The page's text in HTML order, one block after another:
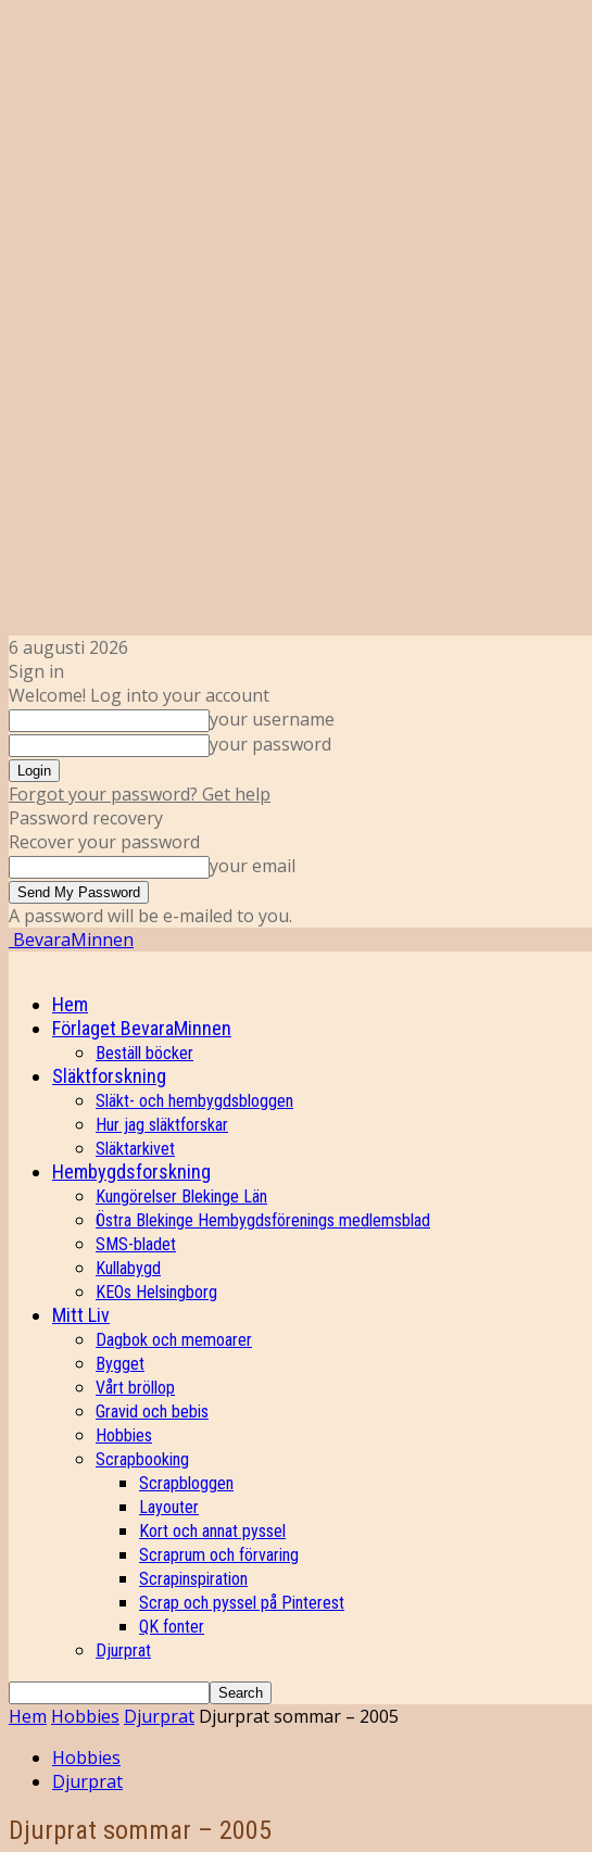
6 augusti 2026
Sign in
Welcome! Log into your account
your username
your password
Forgot your password? Get help
Password recovery
Recover your password
your email
A password will be e-mailed to you.
BevaraMinnen
Hem
Förlaget BevaraMinnen
Beställ böcker
Släktforskning
Släkt- och hembygdsbloggen
Hur jag släktforskar
Släktarkivet
Hembygdsforskning
Kungörelser Blekinge Län
Östra Blekinge Hembygdsförenings medlemsblad
SMS-bladet
Kullabygd
KEOs Helsingborg
Mitt Liv
Dagbok och memoarer
Bygget
Vårt bröllop
Gravid och bebis
Hobbies
Scrapbooking
Scrapbloggen
Layouter
Kort och annat pyssel
Scraprum och förvaring
Scrapinspiration
Scrap och pyssel på Pinterest
QK fonter
Djurprat
Hem Hobbies Djurprat Djurprat sommar – 2005
Hobbies
Djurprat
Djurprat sommar – 2005